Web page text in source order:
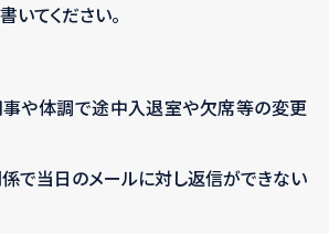
いてください。
事や体調で途中入退室や欠席等の変更
で当日のメールに対し返信ができない